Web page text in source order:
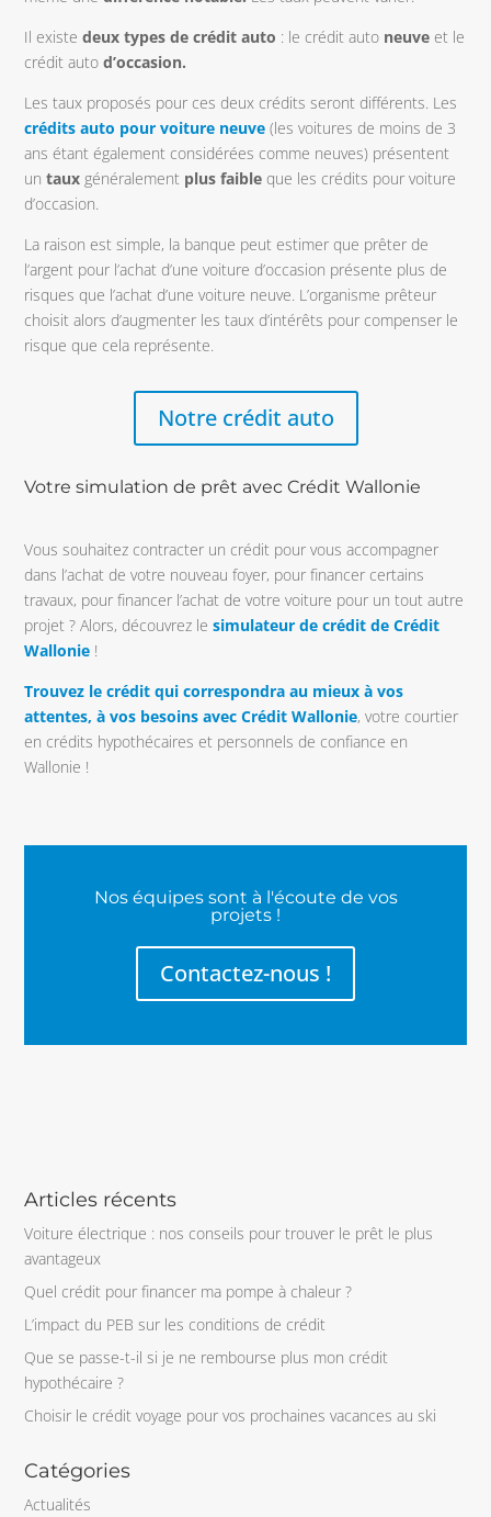
Il existedeux types de crédit auto : le crédit auto neuve et le
crédit autod’occasion.
Les taux proposés pour ces deux crédits seront différents. Les
crédits auto pour voiture neuve (les voitures de moins de 3
ans étant également considérées comme neuves) présentent
untaux généralement plus faible que les crédits pour voiture
d’occasion.
La raison est simple, la banque peut estimer que prêter de
l’argent pour l’achat d’une voiture d’occasion présente plus de
risques que l’achat d’une voiture neuve. L’organisme prêteur
choisit alors d’augmenter les taux d’intérêts pour compenser le
risque que cela représente.
Notre crédit auto
Votre simulation de prêt avec Crédit Wallonie
Vous souhaitez contracter un crédit pour vous accompagner
dans l’achat de votre nouveau foyer, pour financer certains
travaux, pour financer l’achat de votre voiture pour un tout autre
projet ? Alors, découvrez lesimulateur de crédit de Crédit
Wallonie !
Trouvez le crédit qui correspondra au mieux à vos
attentes, à vos besoins avec Crédit Wallonie, votre courtier
en crédits hypothécaires et personnels de confiance en
Wallonie !
Nos équipes sont à l'écoute de vos
projets !
Contactez-nous !
Articles récents
Voiture électrique : nos conseils pour trouver le prêt le plus
avantageux
Quel crédit pour financer ma pompe à chaleur ?
L’impact du PEB sur les conditions de crédit
Que se passe-t-il si je ne rembourse plus mon crédit
hypothécaire ?
Choisir le crédit voyage pour vos prochaines vacances au ski
Catégories
Actualités